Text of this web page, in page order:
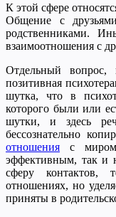
К этой сфере
Общение с
родственниками.
взаимоотношения с
Отдельный вопрос,
позитивная
шутка, что в
которого были или
шутки, и здесь
бессознательно
отношения с
эффективным, так и
сферу
отношениях, но
приняты в